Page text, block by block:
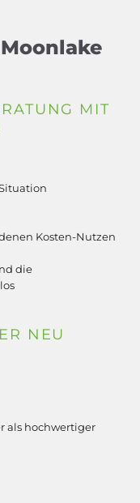
MIT
Kosten-Nutzen
die
NEU
als hochwertiger